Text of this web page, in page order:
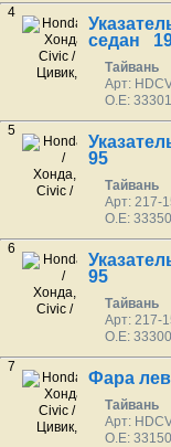
4
седан
Тайвань
Арт:
O.E:
5
95
Тайвань
Арт: 217-
O.E:
6
95
Тайвань
Арт: 217-
O.E:
7
Фара
Тайвань
Арт:
O.E: